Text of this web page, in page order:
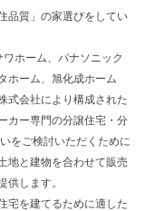
品質」の家選びをしてい
ホーム、パナソニック
ホーム、旭化成ホーム
式会社により構成された
カー専門の分譲住宅・分
をご検討いただくために
地と建物を合わせて販売
供します。
宅を建てるために適した